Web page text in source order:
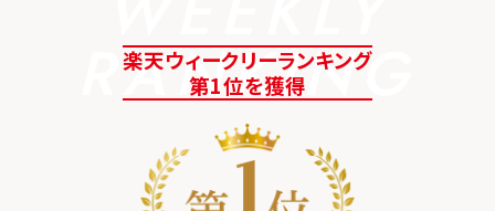
RANKING
楽天ウィークリーランキング
第1位を獲得